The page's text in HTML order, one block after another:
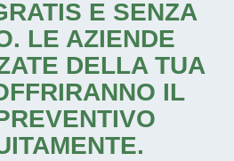
E SENZA
LE AZIENDE
DELLA TUA
IL